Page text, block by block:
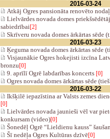
2016-03-24
Atkāj Ogres pansionāta renovēto
Lielvārdes novada domes
sabiedrībai[2]
Skrīveru novada domes ārkārtas sēde
2016-03-23
Ķeguma novada domes ārkārtas sēde
Visjaunākie Ogres hokejisti izcīna
bronzu[0]
9. aprīlī Ogrē labdarības koncerts [0]
Ogres novada domes ārkārtas sēde
2016-03-22
Ikšķilē iepazīstina ar Valsts zemes
[0]
Lielvārdes novada jaunieši vēl var
konkursam (video)[0]
Šonedēļ Ogrē “Lieldienu kauss”
Šī nedēļa Ogres Kultūras dzīvē[0]